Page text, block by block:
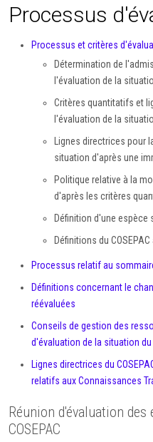
Processus
Processus et critères
Détermination de
l'évaluation de la
Critères quantitatifs et
l'évaluation de la
Lignes directrices pour
situation d'après une
Politique relative à la
d'après les critères
Définition d'une espèce
Définitions du
Processus relatif au
Définitions concernant le
réévaluées
Conseils de gestion des
d'évaluation de la situation du
Lignes directrices du
relatifs aux Connaissances
Réunion d'évaluation des
COSEPAC